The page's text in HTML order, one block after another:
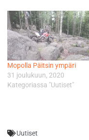
Mopolla Päitsin ympäri
31 joulukuun, 2020
Kategoriassa "Uutiset"
Uutiset